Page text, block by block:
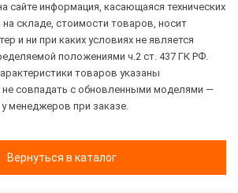
сайте информация, касающаяся технических
на складе, стоимости товаров, носит
и ни при каких условиях не является
положениями ч.2 ст. 437 ГК РФ.
товаров указаны
не совпадать с обновленными моделями —
менеджеров при заказе.
Вернуться в каталог